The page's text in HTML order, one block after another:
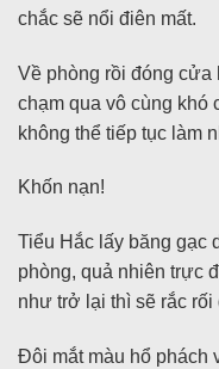
chắc sẽ nổi điên mất.
Về phòng rồi đóng
chạm qua vô cùng khó
không thể tiếp tục làm
Khốn nạn!
Tiểu Hắc lấy băng gạc
phòng, quả nhiên trực
như trở lại thì sẽ rắc rối
Đôi mắt màu hổ phách